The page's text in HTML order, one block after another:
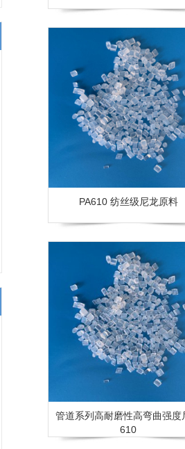
PA610 纺丝级尼龙原料
管道系列高耐磨性高弯曲强度
610